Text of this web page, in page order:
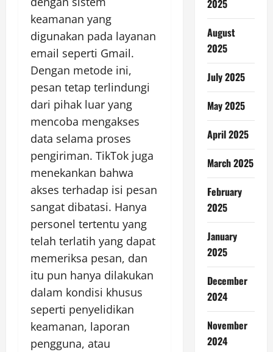
keamanan yang
digunakan pada layanan
email seperti Gmail.
Dengan metode ini,
pesan tetap terlindungi
dari pihak luar yang
mencoba mengakses
data selama proses
pengiriman. TikTok juga
menekankan bahwa
akses terhadap isi pesan
sangat dibatasi. Hanya
personel tertentu yang
telah terlatih yang dapat
memeriksa pesan, dan
itu pun hanya dilakukan
dalam kondisi khusus
seperti penyelidikan
keamanan, laporan
pengguna, atau
2025
August
2025
July 2025
May 2025
April 2025
March 2025
February
2025
January
2025
December
2024
November
2024